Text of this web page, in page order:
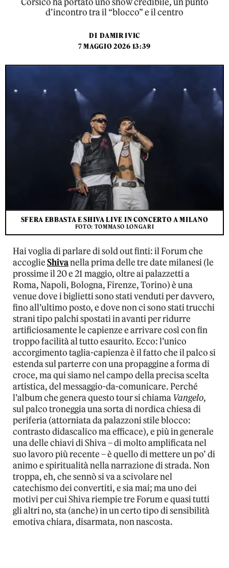
d’incontro tra il “blocco” e il centro
DI DAMIR IVIC
7 MAGGIO 2026 13:39
SFERA EBBASTA E SHIVA LIVE IN CONCERTO A MILANO
FOTO: TOMMASO LONGARI
Hai voglia di parlare di sold out finti: il Forum che
accoglieShivanella prima delle tre date milanesi (le
prossime il 20 e 21 maggio, oltre ai palazzetti a
Roma, Napoli, Bologna, Firenze, Torino) è una
venue dove i biglietti sono stati venduti per davvero,
fino all’ultimo posto, e dove non ci sono stati trucchi
strani tipo palchi spostati in avanti per ridurre
artificiosamente le capienze e arrivare così con fin
troppo facilità al tutto esaurito. Ecco: l’unico
accorgimento taglia-capienza è il fatto che il palco si
estenda sul parterre con una propaggine a forma di
croce, ma qui siamo nel campo della precisa scelta
artistica, del messaggio-da-comunicare. Perché
l’album che genera questo tour si chiama Vangelo,
sul palco troneggia una sorta di nordica chiesa di
periferia (attorniata da palazzoni stile blocco:
contrasto didascalico ma efficace), e più in generale
una delle chiavi di Shiva – di molto amplificata nel
suo lavoro più recente – è quello di mettere un po’ di
animo e spiritualità nella narrazione di strada. Non
troppa, eh, che sennò si va a scivolare nel
catechismo dei convertiti, e sia mai; ma uno dei
motivi per cui Shiva riempie tre Forum e quasi tutti
gli altri no, sta (anche) in un certo tipo di sensibilità
emotiva chiara, disarmata, non nascosta.